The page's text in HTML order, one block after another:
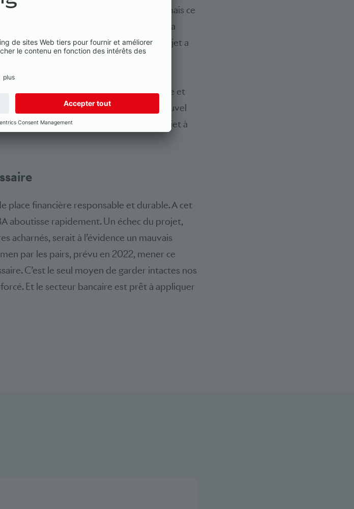
et des conseillers serait souhaitable, mais ce
au prix d’une non-entrée en matière. La
conseillères et les conseillers dans le projet a
au Conseil des Etats. Toutefois, une
fondés» (art. 9 LBA) a relancé les
d’intenses négociations entre la branche et
acceptable et de franchir ainsi ce nouvel
vers le Conseil national, qui a inscrit l’objet à
place financière responsable et durable. A cet
aboutisse rapidement. Un échec du projet,
acharnés, serait à l’évidence un mauvais
par les pairs, prévu en 2022, mener ce
C’est le seul moyen de garder intactes nos
Et le secteur bancaire est prêt à appliquer